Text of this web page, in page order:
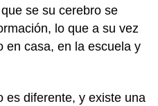
se su cerebro se
lo que a su vez
en casa, en la escuela y
es diferente, y existe una